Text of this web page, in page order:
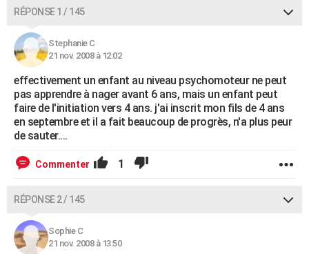
Dictionnaire
Biographies
Citations
Expressions
Proverbes
PROGRAMME TV
COPAINS D'AVANT
S'inscrire
Se connecter
Lycées
Collèges
Primaires
Universités
Entreprises
Service militaire
Avis de recherche
AVIS DE DÉCÈS
FORUM
Bricolage
Lifestyle
Culture
Sport
Auto
Television
Voyage
Cinema
RÉPONSE 1 / 145
Stephanie C
21 nov. 2008 à 12:02
effectivement un enfant au niveau psychomoteur ne peut
pas apprendre à nager avant 6 ans, mais un enfant peut
faire de l'initiation vers 4 ans. j'ai inscrit mon fils de 4 ans
en septembre et il a fait beaucoup de progrès, n'a plus peur
de sauter....
Commenter 1
RÉPONSE 2 / 145
Sophie C
21 nov. 2008 à 13:50